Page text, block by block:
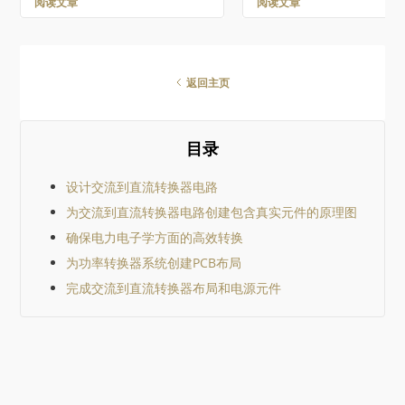
signals into their circuits will
in the jump from 4G to 5G is
GHz up to 2.5 GHz. For 5G,
magnitude larger, with
need to design a PCB
返回主页
目录
设计交流到直流转换器电路
为交流到直流转换器电路创建包含真实元件的原理图
确保电力电子学方面的高效转换
为功率转换器系统创建PCB布局
完成交流到直流转换器布局和电源元件